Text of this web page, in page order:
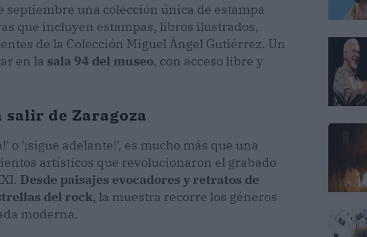
septiembre una colección única de estampa
que incluyen estampas, libros ilustrados,
de la Colección Miguel Ángel Gutiérrez. Un
en la sala 94 del museo, con acceso libre y
de Zaragoza
o '¡sigue adelante!', es mucho más que una
artísticos que revolucionaron el grabado
Desde paisajes evocadores y retratos de
del rock, la muestra recorre los géneros
moderna.